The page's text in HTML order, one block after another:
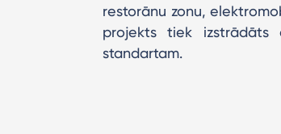
restorānu zonu,
projekts tiek izstrādāts
standartam.